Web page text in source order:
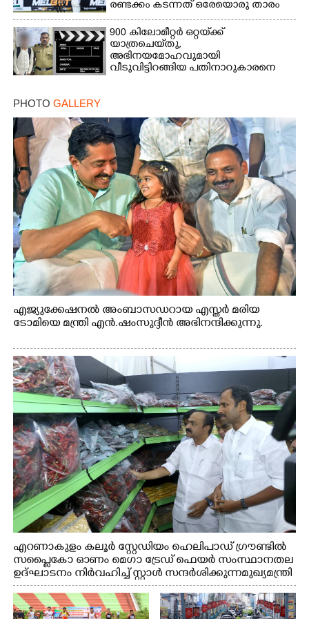
രണ്ടക്കം കടന്നത് ഒരേയൊരു താരം
900 കിലോമീറ്റർ ഒറ്റയ്‌ക്ക്
യാത്രചെ‌യ്‌തു,​
അഭിനയമോഹവുമായി
വീടുവിട്ടിറങ്ങിയ പതിനാറുകാരനെ
PHOTO GALLERY
എജ്യുക്കേഷനൽ അംബാസഡറായ എസ്തർ മരിയ
ടോമിയെ മന്ത്രി എൻ.ഷംസുദ്ദീൻ അഭിനന്ദിക്കുന്നു.
എറണാകുളം കലൂർ സ്റ്റേഡിയം ഹെലിപാഡ് ഗ്രൗണ്ടിൽ
സപ്ളൈകോ ഓണം മെഗാ ട്രേഡ് ഫെയർ സംസ്ഥാനതല
ഉദ്ഘാടനം നിർവഹിച്ച് സ്റ്റാൾ സന്ദർശിക്കുന്ന മുഖ്യമന്ത്രി
വി.ഡി. സതീശൻ. മന്ത്രി അനൂപ് ജേക്കബ് സമീപം